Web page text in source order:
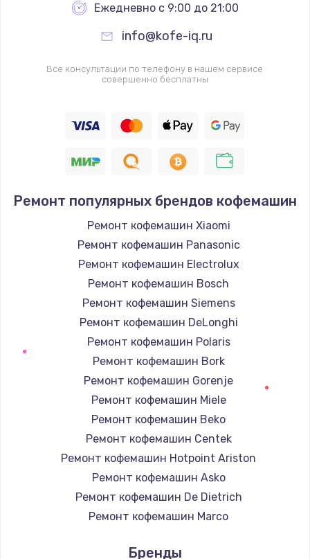
1210 руб.
Заказать
Замена нагревателя испарителя
Заказать
1190 руб.
Заказать
Замена термостата
1350 руб.
Заказать
Ремонт капиллярной трубки
3390 руб.
Заказать
Ремонт электропроводки
820 руб.
Заказать
Замена панели управления
1240 руб.
Заказать
1450 руб.
Ежедневно с 9:00 до 21:00
info@kofe-iq.ru
Все консультации по телефону в нашем сервисе
совершенно бесплатны
Ремонт популярных брендов кофемашин
Ремонт кофемашин Xiaomi
Ремонт кофемашин Panasonic
Ремонт кофемашин Electrolux
Ремонт кофемашин Bosch
Ремонт кофемашин Siemens
Ремонт кофемашин DeLonghi
Ремонт кофемашин Polaris
Ремонт кофемашин Bork
Ремонт кофемашин Gorenje
Ремонт кофемашин Miele
Ремонт кофемашин Beko
Ремонт кофемашин Centek
Ремонт кофемашин Hotpoint Ariston
Ремонт кофемашин Asko
Ремонт кофемашин De Dietrich
Ремонт кофемашин Marco
Ремонт кофемашин Jura
Бренды